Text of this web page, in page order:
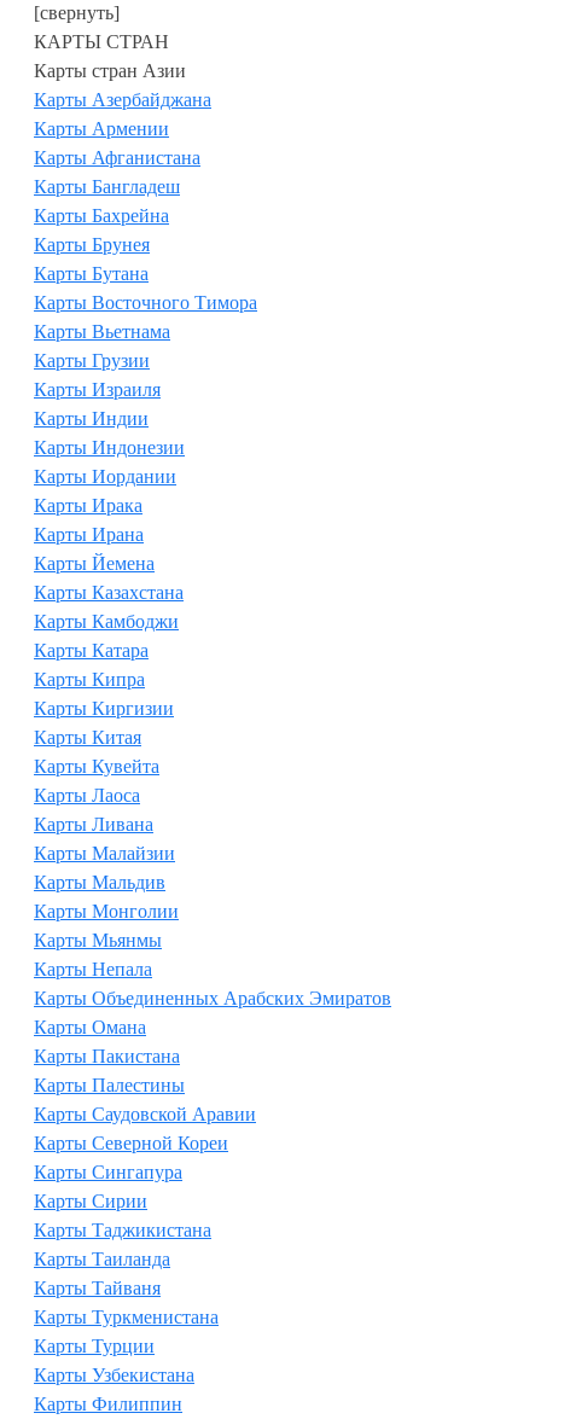
[свернуть]
КАРТЫ СТРАН
Карты стран Азии
Карты Азербайджана
Карты Армении
Карты Афганистана
Карты Бангладеш
Карты Бахрейна
Карты Брунея
Карты Бутана
Карты Восточного Тимора
Карты Вьетнама
Карты Грузии
Карты Израиля
Карты Индии
Карты Индонезии
Карты Иордании
Карты Ирака
Карты Ирана
Карты Йемена
Карты Казахстана
Карты Камбоджи
Карты Катара
Карты Кипра
Карты Киргизии
Карты Китая
Карты Кувейта
Карты Лаоса
Карты Ливана
Карты Малайзии
Карты Мальдив
Карты Монголии
Карты Мьянмы
Карты Непала
Карты Объединенных Арабских Эмиратов
Карты Омана
Карты Пакистана
Карты Палестины
Карты Саудовской Аравии
Карты Северной Кореи
Карты Сингапура
Карты Сирии
Карты Таджикистана
Карты Таиланда
Карты Тайваня
Карты Туркменистана
Карты Турции
Карты Узбекистана
Карты Филиппин